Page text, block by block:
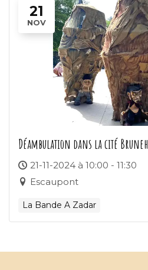
21
NOV
Déambulation dans la cité
21-11-2024 à 10:00 - 11:30
Escaupont
La Bande A Zadar